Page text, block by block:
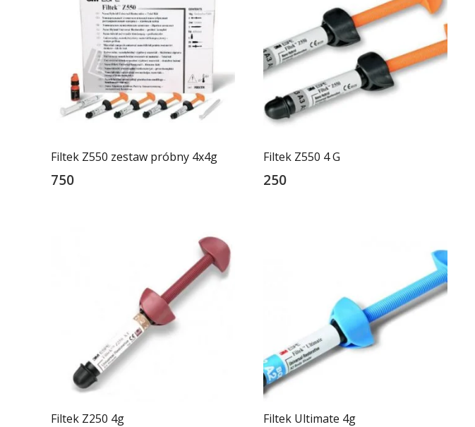
Filtek Z550 zestaw próbny 4x4g
750
Filtek Z550 4 G
250
Filtek Z250 4g Filtek Ultimate 4g